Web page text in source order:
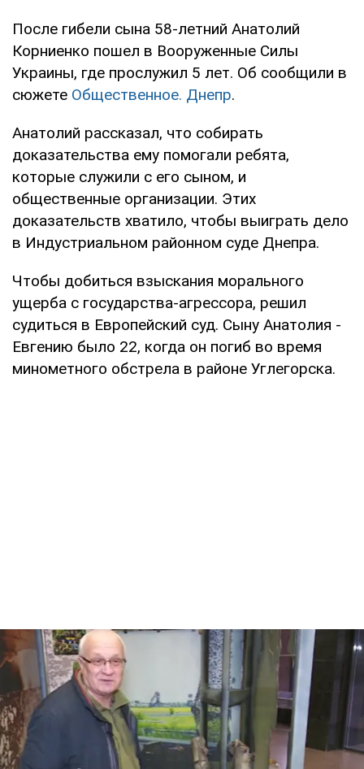
После гибели сына 58-летний Анатолий
Корниенко пошел в Вооруженные Силы
Украины, где прослужил 5 лет. Об сообщили в
сюжете Общественное. Днепр.
Анатолий рассказал, что собирать
доказательства ему помогали ребята,
которые служили с его сыном, и
общественные организации. Этих
доказательств хватило, чтобы выиграть дело
в Индустриальном районном суде Днепра.
Чтобы добиться взыскания морального
ущерба с государства-агрессора, решил
судиться в Европейский суд. Сыну Анатолия -
Евгению было 22, когда он погиб во время
минометного обстрела в районе Углегорска.